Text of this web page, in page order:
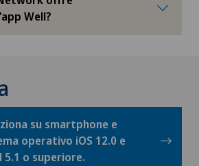
Well?
su smartphone e
operativo iOS 12.0 e
5.1 o superiore.